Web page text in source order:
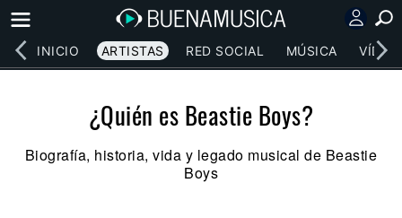
INICIO ARTISTAS RED SOCIAL MÚSICA
¿Quién es Beastie Boys?
Biografía, historia, vida y legado musical de Beastie
Boys